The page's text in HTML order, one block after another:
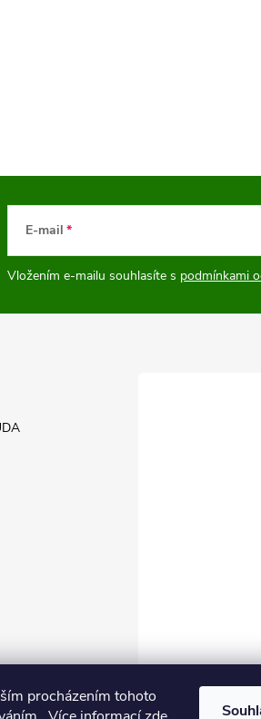
procházením tohoto
E-mail
Vložením e-mailu souhlasíte s podmínkami